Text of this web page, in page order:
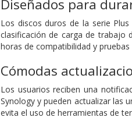
Diseñados para
Los discos duros de la serie
clasificación de carga de trabajo
horas de compatibilidad y
Cómodas
Los usuarios reciben una
Synology y pueden actualizar las
evita el uso de herramientas de